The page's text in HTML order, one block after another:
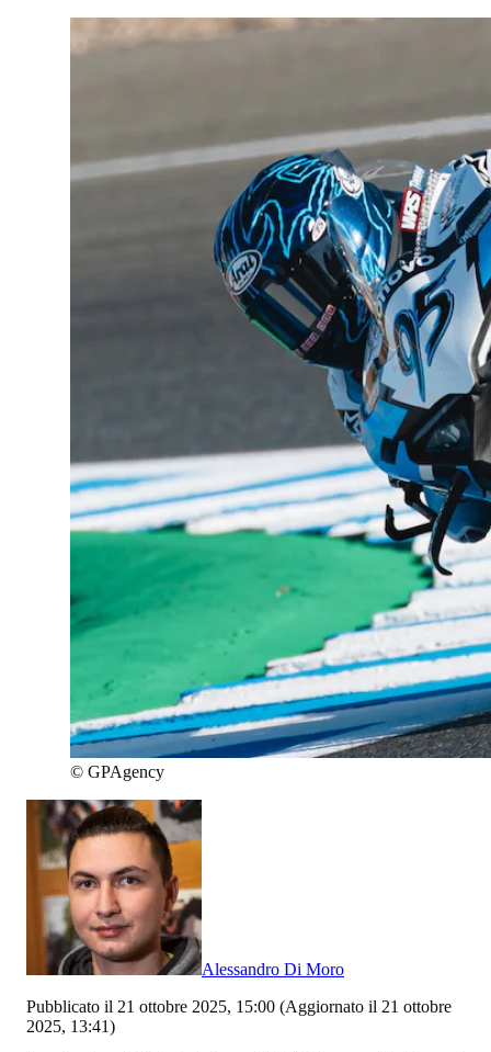
© GPAgency
Alessandro Di Moro
Pubblicato il 21 ottobre 2025, 15:00 (Aggiornato il 21 ottobre
2025, 13:41)